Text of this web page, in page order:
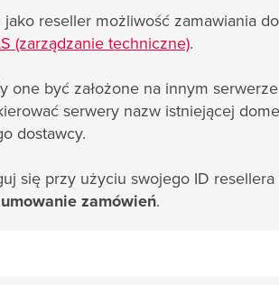
jako reseller możliwość zamawiania
(zarządzanie techniczne).
one być założone na innym
serwery nazw istniejącej
dostawcy.
się przy użyciu swojego ID resellera
zamówień.